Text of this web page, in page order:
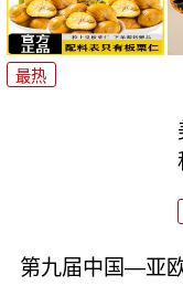
最热
第九届中国—亚